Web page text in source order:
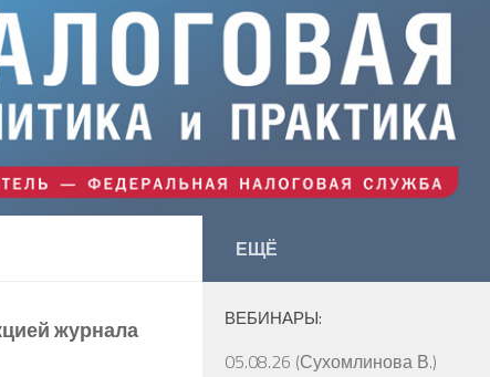
журнала
ЕЩЁ
ВЕБИНАРЫ:
05.08.26 (Сухомлинова В.)